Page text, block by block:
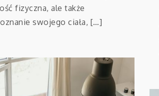
fizyczna, ale także
swojego ciała, […]